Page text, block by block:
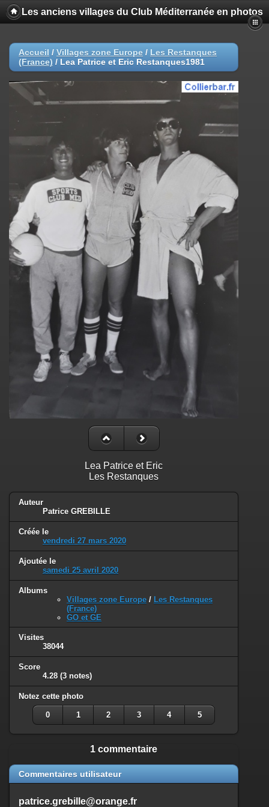
Les anciens villages du Club Méditerranée en photos
Accueil / Villages zone Europe / Les Restanques
(France) / Lea Patrice et Eric Restanques1981
Lea Patrice et Eric
Les Restanques
Auteur
Patrice GREBILLE
Créée le
vendredi 27 mars 2020
Ajoutée le
samedi 25 avril 2020
Albums
Villages zone Europe / Les Restanques
(France)
GO et GE
Visites
38044
Score
4.28 (3 notes)
Notez cette photo
0 1 2 3 4 5
1 commentaire
Commentaires utilisateur
patrice.grebille@orange.fr